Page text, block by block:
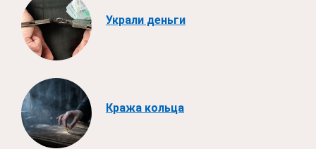
Украли деньги
Кража кольца